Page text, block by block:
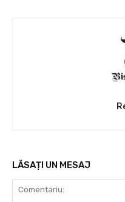
LĂSAȚI UN MESAJ